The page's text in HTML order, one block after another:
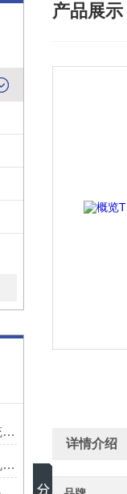
德国SEW减速机在智能驱动系统中变频器、电机、减速机一体化解决方案的优势
如何选择适合的德国SEW减速机以提高系统性能？
产品展示
详情介绍